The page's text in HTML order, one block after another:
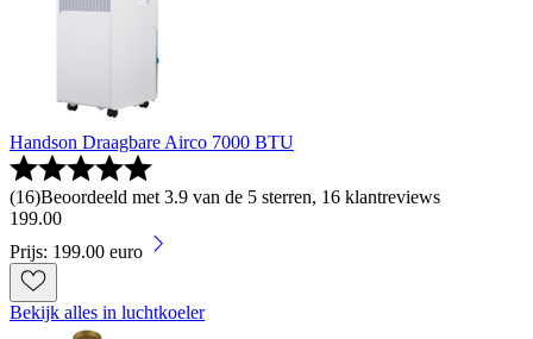
Handson Draagbare Airco 7000 BTU
(16)Beoordeeld met 3.9 van de 5 sterren, 16 klantreviews
199.00
Prijs: 199.00 euro
Bekijk alles in luchtkoeler